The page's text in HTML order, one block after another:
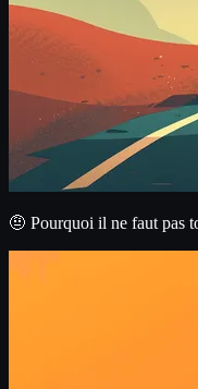
🤨 Pourquoi il ne faut pas